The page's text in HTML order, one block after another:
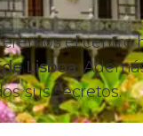
el centro
Lisboa.
sus secretos.